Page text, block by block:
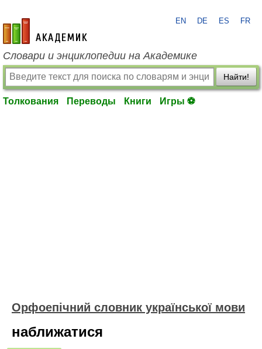
academic.ru
EN DE ES FR
Словари и энциклопедии на Академике
Найти!
Толкования Переводы Книги Игры ⚽
Орфоепічний словник української мови
наближатися